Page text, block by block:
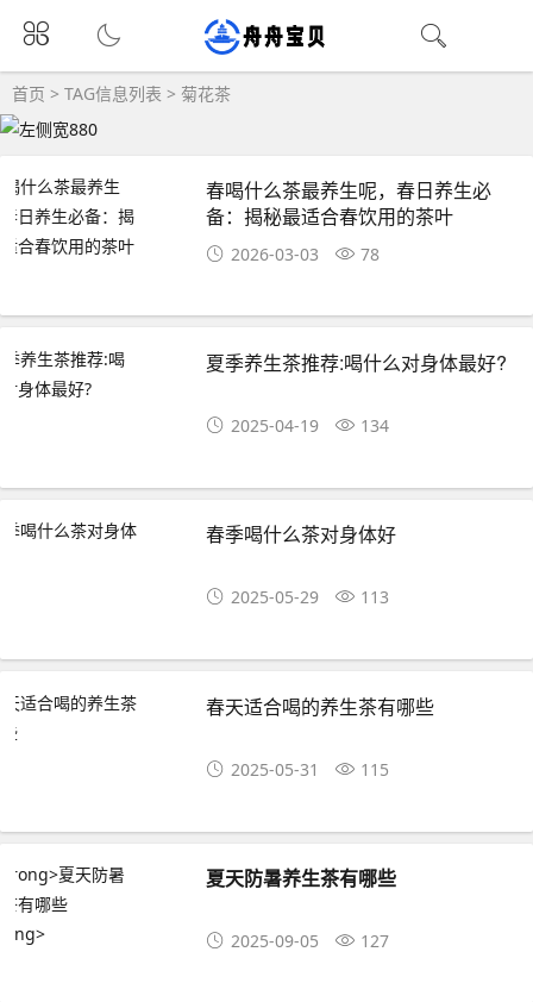
首页 > TAG信息列表 > 菊花茶
春喝什么茶最养生呢，春日养生必
备：揭秘最适合春饮用的茶叶
2026-03-03 78
夏季养生茶推荐:喝什么对身体最好?
2025-04-19 134
春季喝什么茶对身体好
2025-05-29 113
春天适合喝的养生茶有哪些
2025-05-31 115
夏天防暑养生茶有哪些
2025-09-05 127